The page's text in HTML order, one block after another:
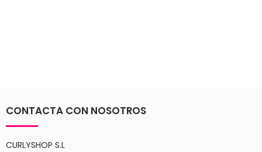
CONTACTA CON NOSOTROS
CURLYSHOP S.L